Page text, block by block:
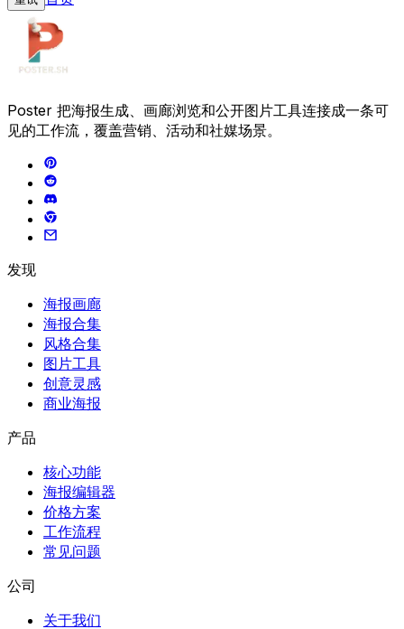
Poster 把海报生成、画廊浏览和公开图片工具连接成一条可
见的工作流，覆盖营销、活动和社媒场景。
发现
海报画廊
海报合集
风格合集
图片工具
创意灵感
商业海报
产品
核心功能
海报编辑器
价格方案
工作流程
常见问题
公司
关于我们